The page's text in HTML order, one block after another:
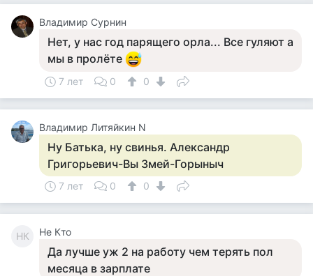
Владимир Сурнин
Нет, у нас год парящего орла... Все гуляют а
мы в пролёте
7 лет 0 0
Владимир Литяйкин N
Ну Батька, ну свинья. Александр
Григорьевич-Вы Змей-Горыныч
7 лет 0 0
НК Не Кто
Да лучше уж 2 на работу чем терять пол
месяца в зарплате